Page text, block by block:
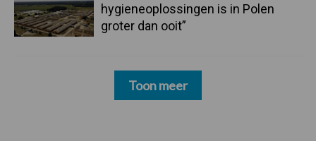
hygieneoplossingen is in Polen
groter dan ooit”
Toon meer